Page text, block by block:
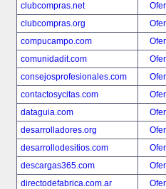
clubcompras.net
clubcompras.org
compucampo.com
comunidadit.com
consejosprofesionales.com
contactosycitas.com
dataguia.com
desarrolladores.org
desarrollodesitios.com
descargas365.com
directodefabrica.com.ar